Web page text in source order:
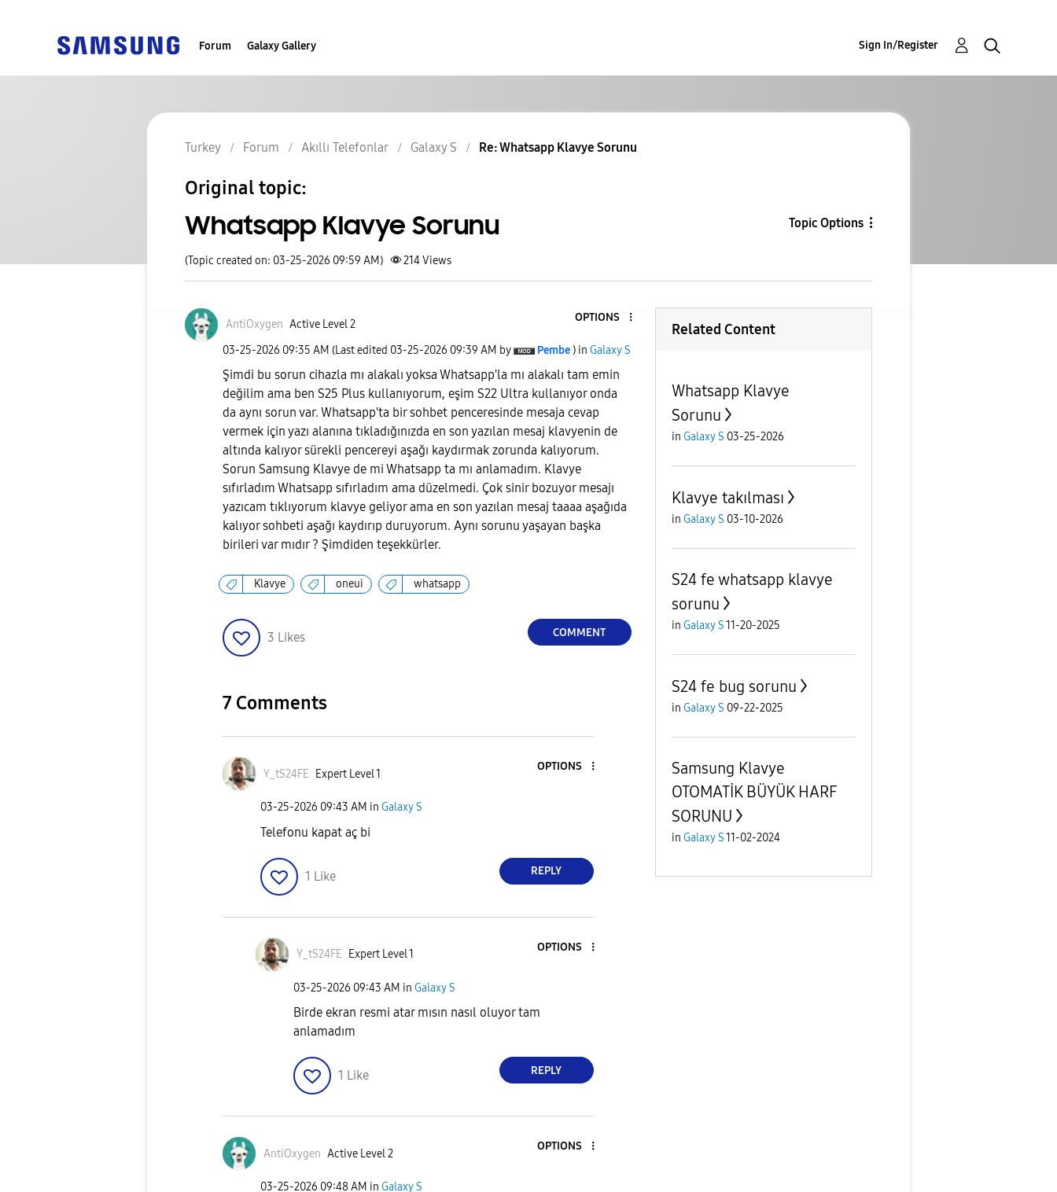
Forum Galaxy Gallery Sign In/Register
Turkey Forum Akıllı Telefonlar Galaxy S Re: Whatsapp Klavye Sorunu
Original topic:
Whatsapp Klavye Sorunu Topic Options
(Topic created on: 03-25-2026 09:59 AM) 214Views
AntiOxygen Active Level 2
OPTIONS
‎03-25-2026 09:35 AM (Last edited ‎03-25-2026 09:39 AM by Pembe ) in Galaxy S
Şimdi bu sorun cihazla mı alakalı yoksa Whatsapp'la mı alakalı tam emin
değilim ama ben S25 Plus kullanıyorum, eşim S22 Ultra kullanıyor onda
da aynı sorun var. Whatsapp'ta bir sohbet penceresinde mesaja cevap
vermek için yazı alanına tıkladığınızda en son yazılan mesaj klavyenin de
altında kalıyor sürekli pencereyi aşağı kaydırmak zorunda kalıyorum.
Sorun Samsung Klavye de mi Whatsapp ta mı anlamadım. Klavye
sıfırladım Whatsapp sıfırladım ama düzelmedi. Çok sinir bozuyor mesajı
yazıcam tıklıyorum klavye geliyor ama en son yazılan mesaj taaaa aşağıda
kalıyor sohbeti aşağı kaydırıp duruyorum. Aynı sorunu yaşayan başka
birileri var mıdır ? Şimdiden teşekkürler.
Klavye oneui whatsapp
3 Likes COMMENT
7 Comments
Y_tS24FE Expert Level 1
OPTIONS
‎03-25-2026 09:43 AM in Galaxy S
Telefonu kapat aç bi
1 Like REPLY
Y_tS24FE Expert Level 1
OPTIONS
‎03-25-2026 09:43 AM in Galaxy S
Birde ekran resmi atar mısın nasıl oluyor tam
anlamadım
1 Like REPLY
AntiOxygen Active Level 2
OPTIONS
‎03-25-2026 09:48 AM in Galaxy S
Related Content
Whatsapp Klavye
Sorunu
in Galaxy S 03-25-2026
Klavye takılması
in Galaxy S 03-10-2026
S24 fe whatsapp klavye
sorunu
in Galaxy S11-20-2025
S24 fe bug sorunu
in Galaxy S 09-22-2025
Samsung Klavye
OTOMATİK BÜYÜK HARF
SORUNU
in Galaxy S11-02-2024